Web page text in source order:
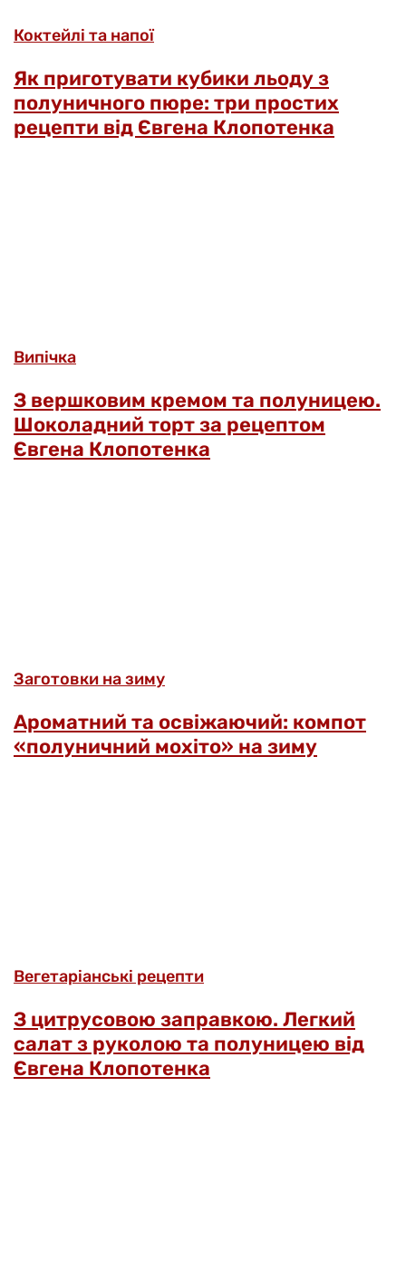
Коктейлі та напої
Як приготувати кубики льоду з
полуничного пюре: три простих
рецепти від Євгена Клопотенка
Випічка
З вершковим кремом та полуницею.
Шоколадний торт за рецептом
Євгена Клопотенка
Заготовки на зиму
Ароматний та освіжаючий: компот
«полуничний мохіто» на зиму
Вегетаріанські рецепти
З цитрусовою заправкою. Легкий
салат з руколою та полуницею від
Євгена Клопотенка